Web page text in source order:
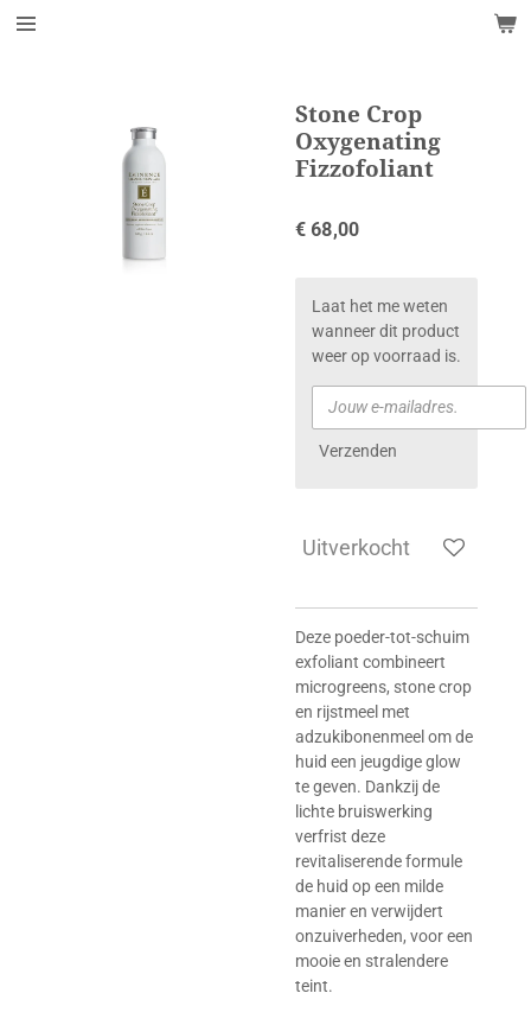
Ga
Stone Crop
Oxygenating
Fizzofoliant
€ 68,00
Laat het me weten
wanneer dit product
weer op voorraad is.
Verzenden
Uitverkocht
Deze poeder-tot-schuim
exfoliant combineert
microgreens, stone crop
en rijstmeel met
adzukibonenmeel om de
huid een jeugdige glow
te geven. Dankzij de
lichte bruiswerking
verfrist deze
revitaliserende formule
de huid op een milde
manier en verwijdert
onzuiverheden, voor een
mooie en stralendere
teint.